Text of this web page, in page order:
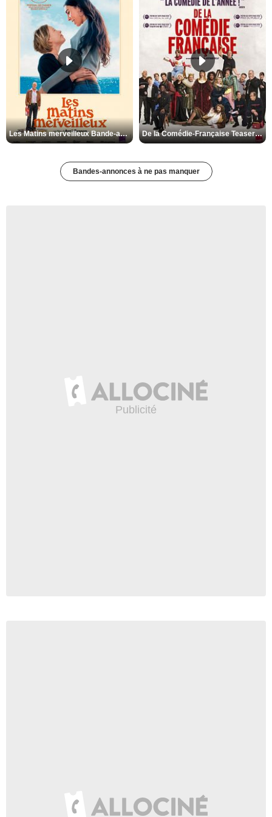
Les Matins merveilleux Bande-annonce VF De la Comédie-Française Teaser VF
Bandes-annonces à ne pas manquer